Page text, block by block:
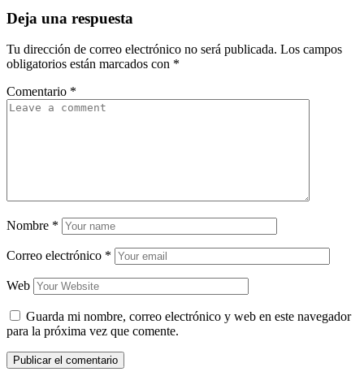
Deja una respuesta
Tu dirección de correo electrónico no será publicada. Los campos
obligatorios están marcados con *
Comentario *
Nombre *
Correo electrónico *
Web
Guarda mi nombre, correo electrónico y web en este navegador
para la próxima vez que comente.